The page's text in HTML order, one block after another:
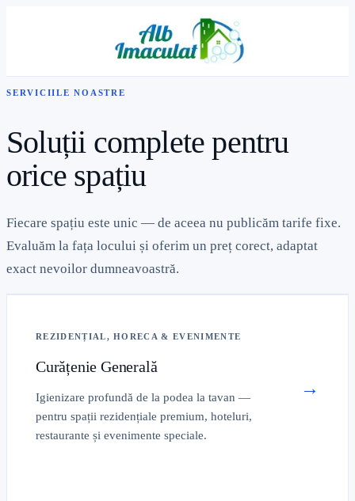
SERVICIILE NOASTRE
Soluții complete pentru
orice spațiu
Fiecare spațiu este unic — de aceea nu publicăm tarife fixe.
Evaluăm la fața locului și oferim un preț corect, adaptat
exact nevoilor dumneavoastră.
REZIDENȚIAL, HORECA & EVENIMENTE
Curățenie Generală
Igienizare profundă de la podea la tavan —
pentru spații rezidențiale premium, hoteluri,
restaurante și evenimente speciale.
→